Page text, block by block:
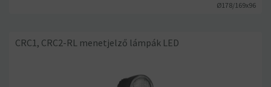
Ø178/169x96
CRC1, CRC2-RL menetjelző lámpák LED